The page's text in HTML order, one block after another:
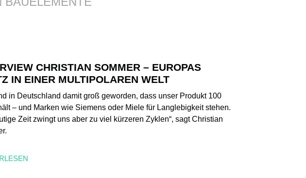
CHRISTIAN SOMMER – EUROPAS
IN EINER MULTIPOLAREN WELT
in Deutschland damit groß geworden, dass unser Produkt 100
– und Marken wie Siemens oder Miele für Langlebigkeit stehen.
Zeit zwingt uns aber zu viel kürzeren Zyklen“, sagt Christian